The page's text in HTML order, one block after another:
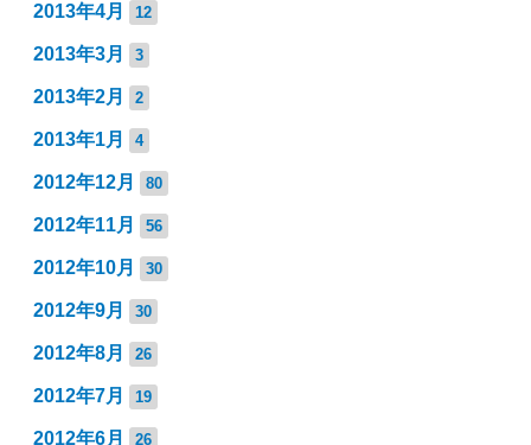
2013年4月 12
2013年3月 3
2013年2月 2
2013年1月 4
2012年12月 80
2012年11月 56
2012年10月 30
2012年9月 30
2012年8月 26
2012年7月 19
2012年6月 26